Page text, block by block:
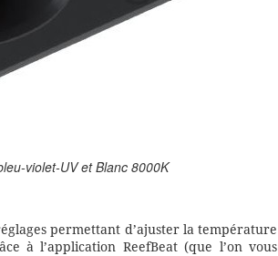
violet-UV et Blanc 8000K
permettant d’ajuster la température
à l’application ReefBeat (que l’on vous